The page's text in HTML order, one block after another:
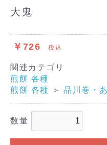
大鬼
￥726 税込
関連カテゴリ
煎餅 各種
煎餅 各種
＞ 品川巻・
数量